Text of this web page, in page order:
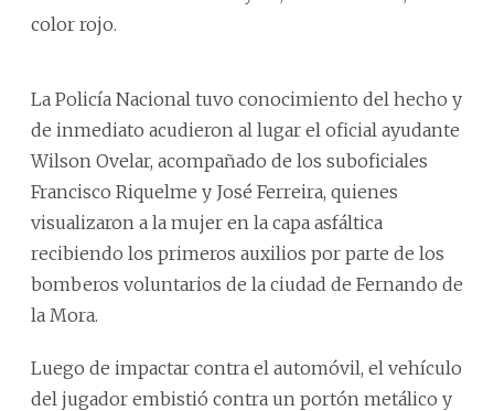
color rojo.
La Policía Nacional tuvo conocimiento del hecho y
de inmediato acudieron al lugar el oficial ayudante
Wilson Ovelar, acompañado de los suboficiales
Francisco Riquelme y José Ferreira, quienes
visualizaron a la mujer en la capa asfáltica
recibiendo los primeros auxilios por parte de los
bomberos voluntarios de la ciudad de Fernando de
la Mora.
Luego de impactar contra el automóvil, el vehículo
del jugador embistió contra un portón metálico y